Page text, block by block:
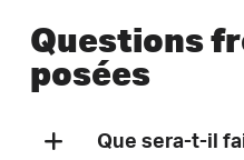
Questions
posées
Que sera-t-il